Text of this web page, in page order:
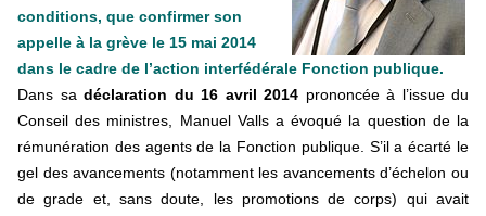
conditions, que confirmer son
appelle à la grève le 15 mai 2014
dans le cadre de l’action interfédérale Fonction publique.
Dans sa déclaration du 16 avril 2014 prononcée à l’issue du
Conseil des ministres, Manuel Valls a évoqué la question de la
rémunération des agents de la Fonction publique. S’il a écarté le
gel des avancements (notamment les avancements d’échelon ou
de grade et, sans doute, les promotions de corps) qui avait